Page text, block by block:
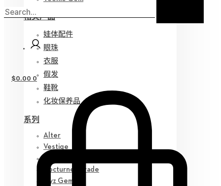
相关产品
娃体配件
眼珠
衣服
假发
鞋靴
化妆保养品
系列
Alter
Vestige
Nocturne Parade
Myz Gem
$0.00 0